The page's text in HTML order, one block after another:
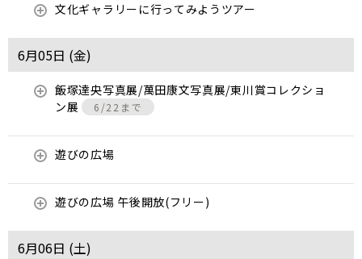
文化ギャラリーに行ってみようツアー
6月05日 (金)
飯塚達央写真展/萬田康文写真展/東川賞コレクショ
ン展
6/22まで
遊びの広場
遊びの広場 午後開放(フリー)
6月06日 (土)